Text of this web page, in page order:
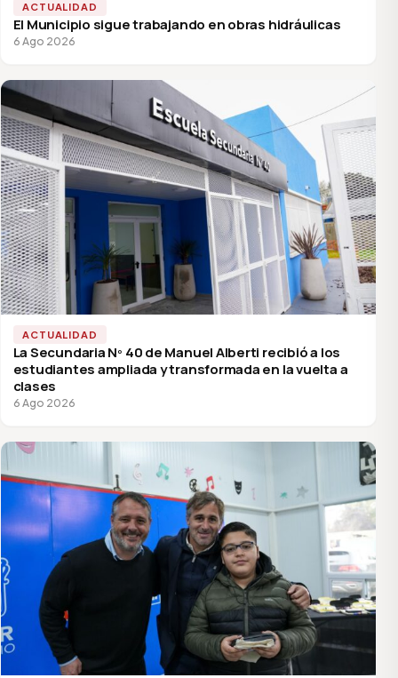
ACTUALIDAD
El Municipio sigue trabajando en obras hidráulicas
6 Ago 2026
ACTUALIDAD
La Secundaria Nº 40 de Manuel Alberti recibió a los
estudiantes ampliada y transformada en la vuelta a
clases
6 Ago 2026